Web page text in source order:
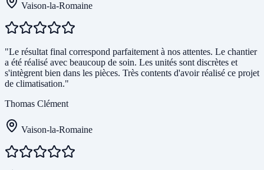
Vaison-la-Romaine
"Le résultat final correspond parfaitement à nos attentes. Le chantier
a été réalisé avec beaucoup de soin. Les unités sont discrètes et
s'intègrent bien dans les pièces. Très contents d'avoir réalisé ce projet
de climatisation."
Thomas Clément
Vaison-la-Romaine